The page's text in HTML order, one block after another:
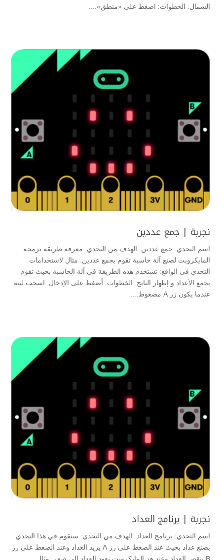
الشمال. الخطوات: اضغط على «منطق»....
تجربة | جمع عددين
اسم التحدي: جمع عددين. الهدف من التحدي: معرفة طريقة برمجة
المايكروبت لصنع آلة حاسبة تقوم بجمع عددين. مثال لاستخدامات
التحدي في الواقع: تستخدم هذه الطريقة في آلة الحاسبة بحيث تقوم
بجمع الأعداد و إظهار الناتج. الخطوات: أضغط على الإدخال. اسحب لبنة
عندما يكون زر A مضغوط....
تجربة | برنامج العداد
اسم التحدي: برنامج العداد. الهدف من التحدي: ستقوم في هذا التحدي
بصنع عداد بحيث عند الضغط على رز A يزيد العداد وعند الضغط على زر